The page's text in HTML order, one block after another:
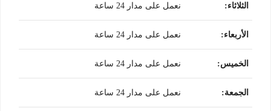
الثلاثاء: نعمل على مدار 24 ساعة
الأربعاء: نعمل على مدار 24 ساعة
الخميس: نعمل على مدار 24 ساعة
الجمعة: نعمل على مدار 24 ساعة